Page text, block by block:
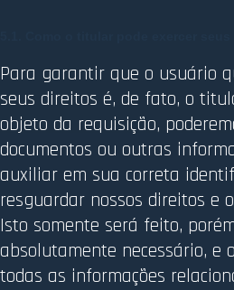
Para garantir que o usuário
seus direitos é, de fato, o
objeto da requisição,
documentos ou outras
auxiliar em sua correta
resguardar nossos direitos e
Isto somente será feito,
absolutamente necessário, e
todas as informações